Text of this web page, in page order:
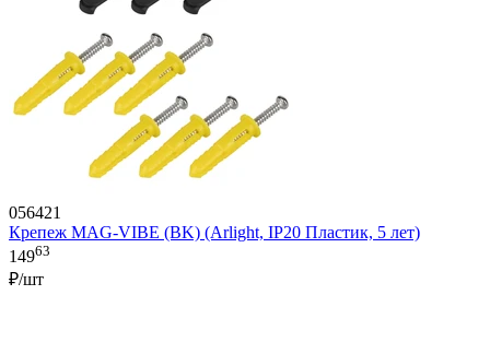
056421
Крепеж MAG-VIBE (BK) (Arlight, IP20 Пластик, 5 лет)
14963
₽/шт